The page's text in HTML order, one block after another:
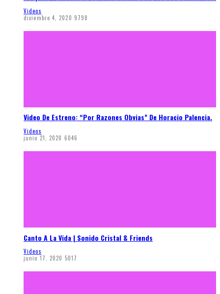
Videos
diciembre 4, 2020 9798
Video De Estreno: “Por Razones Obvias” De Horacio Palencia.
Videos
junio 21, 2020 6046
Canto A La Vida | Sonido Cristal & Friends
Videos
junio 17, 2020 5017